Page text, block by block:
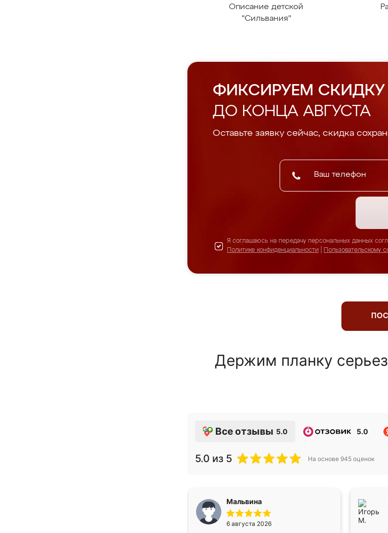
Описание детской
"Сильвания"
ФИКСИРУЕМ СКИДКУ
ДО КОНЦА АВГУСТА
Оставьте заявку сейчас, скидка
Я соглашаюсь на передачу персональных данных
Политике конфиденциальности
Пользовательскому
Держим планку
Все отзывы 5.0 5.0
5.0 из 5 На основе 945 оценок
Мальвина
6 августа 2026